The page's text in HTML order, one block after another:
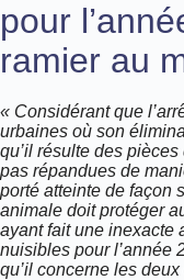
pour
ramier au
« Considérant que
urbaines où son
qu’il résulte des
pas répandues de
porté atteinte de façon
animale doit protéger
ayant fait une inexacte
nuisibles pour l’année
qu’il concerne les